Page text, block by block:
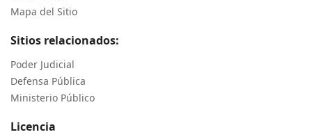
Mapa del Sitio
Sitios relacionados:
Poder Judicial
Defensa Pública
Ministerio Público
Licencia